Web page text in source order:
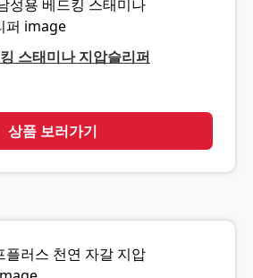
스태미나 지압슬리퍼
상품 보러가기